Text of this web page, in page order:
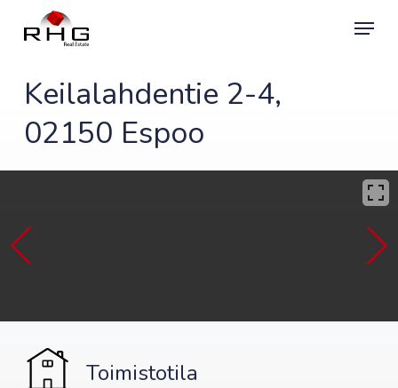
Menu
Keilalahdentie 2-4,
02150 Espoo
Toimistotila